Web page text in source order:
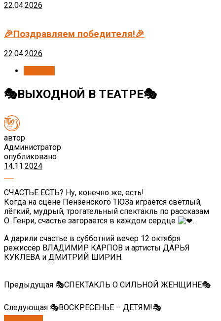
22.04.2026
🎉Поздравляем победителя!🎉
22.04.2026
🎭ВЫХОДНОЙ В ТЕАТРЕ🎭
автор
Администратор
опубликовано
14.11.2024
СЧАСТЬЕ ЕСТЬ? Ну, конечно же, есть!
Когда на сцене Пензенского ТЮЗа играется светлый,
лëгкий, мудрый, трогательный спектакль по рассказам
О. Генри, счастье загорается в каждом сердце
.
А дарили счастье в субботний вечер 12 октября
режиссёр ВЛАДИМИР КАРПОВ и артисты ДАРЬЯ
КУКЛЕВА и ДМИТРИЙ ШИРИН.
Предыдущая 🎭СПЕКТАКЛЬ О СИЛЬНОЙ ЖЕНЩИНЕ🎭
Следующая 🎭ВОСКРЕСЕНЬЕ – ДЕТЯМ!🎭